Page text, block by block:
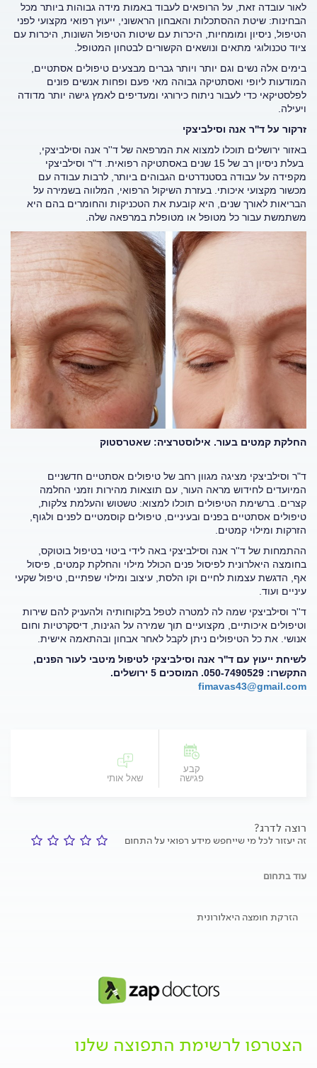
לאור עובדה זאת, על הרופאים לעבוד באמות מידה גבוהות ביותר מכל
הבחינות: שיטת ההסתכלות והאבחון הראשוני, ייעוץ רפואי מקצועי לפני
הטיפול, ניסיון ומומחיות, היכרות עם שיטות הטיפול השונות, היכרות עם
ציוד טכנולוגי מתאים ונושאים הקשורים לבטחון המטופל.
בימים אלה נשים וגם יותר ויותר גברים מבצעים טיפולים אסתטיים,
המודעות ליופי ואסתטיקה גבוהה מאי פעם ופחות אנשים פונים
לפלסטיקאי כדי לעבור ניתוח כירורגי ומעדיפים לאמץ גישה יותר מדודה
ויעילה.
זרקור על ד''ר אנה וסילביצקי
באזור ירושלים תוכלו למצוא את המרפאה של ד''ר אנה וסילביצקי,
בעלת ניסיון רב של 15 שנים באסתטיקה רפואית. ד"ר וסילביצקי
מקפידה על עבודה בסטנדרטים הגבוהים ביותר, לרבות עבודה עם
מכשור מקצועי איכותי. בעזרת השיקול הרפואי, המלווה בשמירה על
הבריאות לאורך שנים, היא קובעת את הטכניקות והחומרים בהם היא
משתמשת עבור כל מטופל או מטופלת במרפאה שלה.
החלקת קמטים בעור. אילוסטרציה: שאטרסטוק
ד"ר וסילביצקי מציגה מגוון רחב של טיפולים אסתטיים חדשניים
המיועדים לחידוש מראה העור, עם תוצאות מהירות וזמני החלמה
קצרים. ברשימת הטיפולים תוכלו למצוא: טשטוש והעלמת צלקות,
טיפולים אסתטיים בפנים ובעיניים, טיפולים קוסמטיים לפנים ולגוף,
הזרקות ומילוי קמטים.
ההתמחות של ד''ר אנה וסילביצקי באה לידי ביטוי בטיפול בוטוקס,
בחומצה היאלרונית לפיסול פנים הכולל מילוי והחלקת קמטים, פיסול
אף, הדגשת עצמות לחיים וקו הלסת, עיצוב ומילוי שפתיים, טיפול שקעי
עיניים ועוד.
ד''ר וסילביצקי שמה לה למטרה לטפל בלקוחותיה ולהעניק להם שירות
וטיפולים איכותיים, מקצועיים תוך שמירה על הגינות, דיסקרטיות וחום
אנושי. את כל הטיפולים ניתן לקבל לאחר אבחון ובהתאמה אישית.
לשיחת ייעוץ עם ד''ר אנה וסילביצקי לטיפול מיטבי לעור הפנים,
התקשרו: 050-7490529. המוסכים 5 ירושלים.
fimavas43@gmail.com
קבע
פגישה
שאל אותי
רוצה לדרג?
זה יעזור לכל מי שייחפש מידע רפואי על התחום
עוד בתחום
הזרקת חומצה היאלורונית
הצטרפו לרשימת התפוצה שלנו